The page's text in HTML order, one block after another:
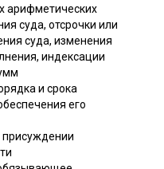
арифметических
суда, отсрочки или
суда, изменения
индексации
и срока
его
присуждении